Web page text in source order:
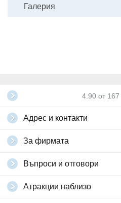
Галерия
4.90 от 167
Адрес и контакти
За фирмата
Въпроси и отговори
Атракции наблизо